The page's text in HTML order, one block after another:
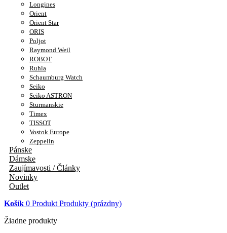
Longines
Orient
Orient Star
ORIS
Poljot
Raymond Weil
ROBOT
Ruhla
Schaumburg Watch
Seiko
Seiko ASTRON
Sturmanskie
Timex
TISSOT
Vostok Europe
Zeppelin
Pánske
Dámske
Zaujímavosti / Články
Novinky
Outlet
Košík 0 Produkt Produkty (prázdny)
Žiadne produkty